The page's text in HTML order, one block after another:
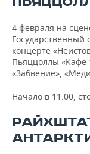
4 февраля на
Государственный
концерте
Пьяццоллы «Кафе
«Забвение»,
Начало в 11.00,